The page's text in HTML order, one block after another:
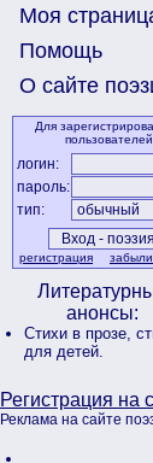
Моя
Помощь
О сайте
Для
пользователей
логин:
пароль:
тип:
регистрация
анонсы:
Стихи в прозе,
для детей.
Регистрация на
Реклама на сайте